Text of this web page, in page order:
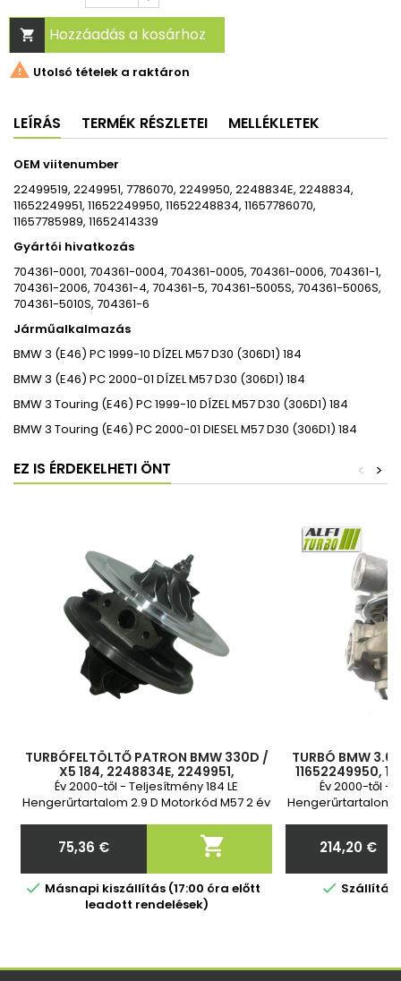
 Hozzáadás a kosárhoz
 Utolsó tételek a raktáron
LEÍRÁS TERMÉK RÉSZLETEI MELLÉKLETEK
OEM viitenumber
22499519, 2249951, 7786070, 2249950, 2248834E, 2248834,
11652249951, 11652249950, 11652248834, 11657786070,
11657785989, 11652414339
Gyártói hivatkozás
704361-0001, 704361-0004, 704361-0005, 704361-0006, 704361-1,
704361-2006, 704361-4, 704361-5, 704361-5005S, 704361-5006S,
704361-5010S, 704361-6
Járműalkalmazás
BMW3 (E46) PC1999-10 DÍZELM57 D30 (306D1) 184
BMW3 (E46) PC2000-01 DÍZELM57 D30 (306D1) 184
BMW3 Touring (E46) PC1999-10 DÍZELM57 D30 (306D1) 184
BMW3 Touring (E46) PC2000-01 DIESELM57 D30 (306D1) 184
EZ IS ÉRDEKELHETI ÖNT >
<
TURBÓFELTÖLTŐ PATRON BMW 330D /
X5 184, 2248834E, 2249951,
11652249951, 11652249950,
11652248834, 704361-4, 704361-5,
Év 2000-től - Teljesítmény 184 LE
Hengerűrtartalom 2.9 D Motorkód M57 2 év
Ár
75,36 € 
 Másnapi kiszállítás (17:00 óra előtt
leadott rendelések)
TURBÓ BMW
11652249950,
0004,
704361-
Év 2000-től -
Hengerűrtartalom
Ár
214,20 €
 Szállítás